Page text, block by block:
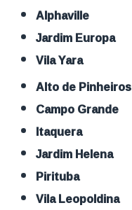
Alphaville
Jardim Europa
Vila Yara
Alto de Pinheiros
Campo Grande
Itaquera
Jardim Helena
Pirituba
Vila Leopoldina